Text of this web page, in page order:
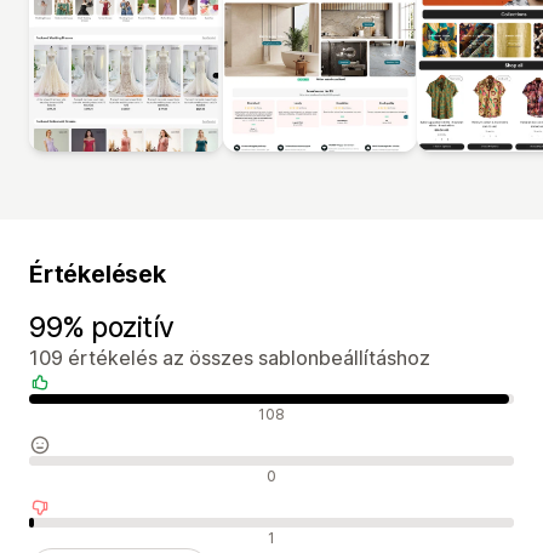
Értékelések
99% pozitív
109 értékelés az összes sablonbeállításhoz
Pozitív értékelések 108
Semleges értékelések 0
Negatív értékelések 1